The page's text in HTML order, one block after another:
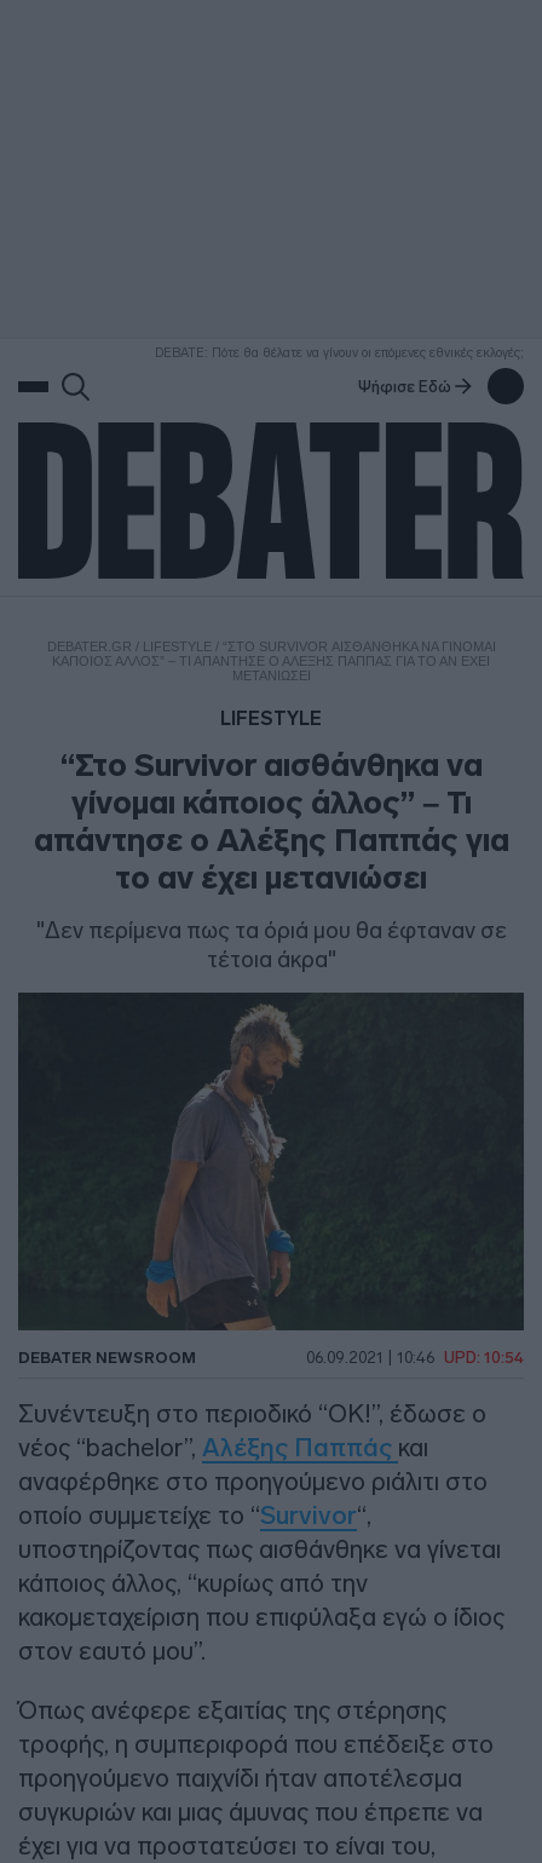
DEBATE: Πότε θα θέλατε να γίνουν οι επόμενες εθνικές εκλογές;
Ψήφισε Εδώ
DEBATER.GR / LIFESTYLE / “ΣΤΟ SURVIVOR ΑΙΣΘΆΝΘΗΚΑ ΝΑ ΓΊΝΟΜΑΙ
ΚΆΠΟΙΟΣ ΆΛΛΟΣ” – ΤΙ ΑΠΆΝΤΗΣΕ Ο ΑΛΈΞΗΣ ΠΑΠΠΆΣ ΓΙΑ ΤΟ ΑΝ ΈΧΕΙ
ΜΕΤΑΝΙΏΣΕΙ
LIFESTYLE
“Στο Survivor αισθάνθηκα να
γίνομαι κάποιος άλλος” – Τι
απάντησε ο Αλέξης Παππάς για
το αν έχει μετανιώσει
"Δεν περίμενα πως τα όριά μου θα έφταναν σε
τέτοια άκρα"
DEBATER NEWSROOM 06.09.2021 | 10:46 UPD: 10:54
Συνέντευξη στο περιοδικό “ΟΚ!”, έδωσε ο
νέος “bachelor”, Αλέξης Παππάς και
αναφέρθηκε στο προηγούμενο ριάλιτι στο
οποίο συμμετείχε το “Survivor“,
υποστηρίζοντας πως αισθάνθηκε να γίνεται
κάποιος άλλος, “κυρίως από την
κακομεταχείριση που επιφύλαξα εγώ ο ίδιος
στον εαυτό μου”.
Όπως ανέφερε εξαιτίας της στέρησης
τροφής, η συμπεριφορά που επέδειξε στο
προηγούμενο παιχνίδι ήταν αποτέλεσμα
συγκυριών και μιας άμυνας που έπρεπε να
έχει για να προστατεύσει το είναι του,